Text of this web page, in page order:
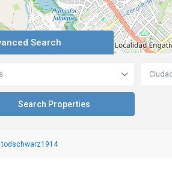
Search
Ciudad
todschwarz1914